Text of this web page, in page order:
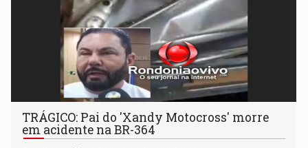
TRÁGICO: Pai do 'Xandy Motocross' morre
em acidente na BR-364